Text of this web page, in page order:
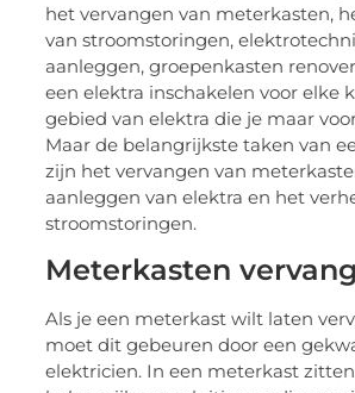
het vervangen van meterkasten,
van stroomstoringen,
aanleggen, groepenkasten
een elektra inschakelen voor elke
gebied van elektra die je maar
Maar de belangrijkste taken van
zijn het vervangen van
aanleggen van elektra en het
stroomstoringen.
Meterkasten
Als je een meterkast wilt laten
moet dit gebeuren door een
elektricien. In een meterkast